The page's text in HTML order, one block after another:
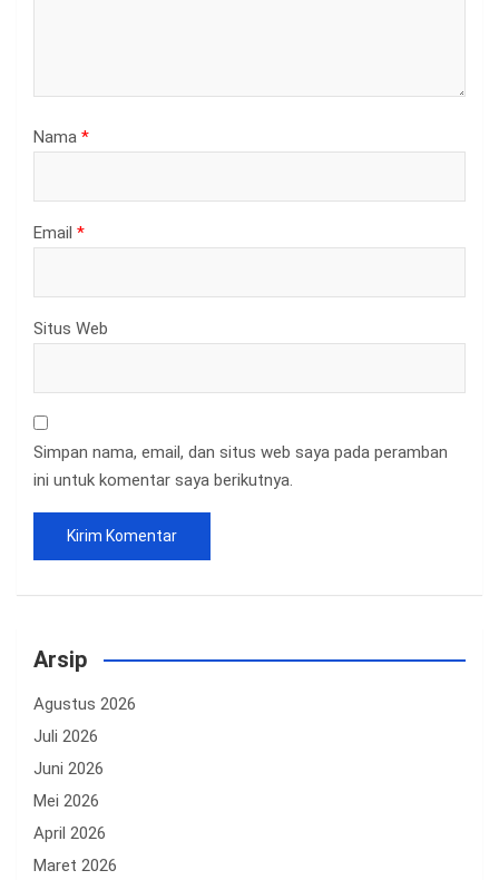
Nama *
Email *
Situs Web
Simpan nama, email, dan situs web saya pada peramban
ini untuk komentar saya berikutnya.
Arsip
Agustus 2026
Juli 2026
Juni 2026
Mei 2026
April 2026
Maret 2026